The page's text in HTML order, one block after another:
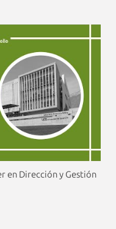
en Dirección y Gestión